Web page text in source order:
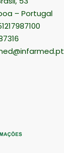
– Portugal